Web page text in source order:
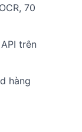
70
trên
hàng